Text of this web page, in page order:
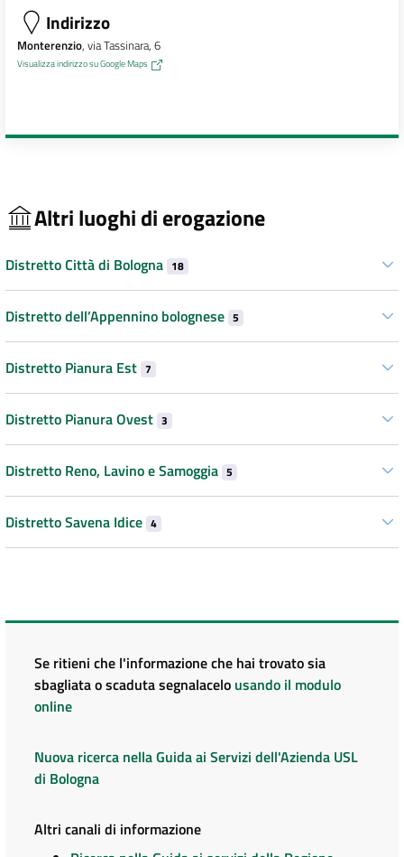
Indirizzo
Monterenzio, via Tassinara, 6
Visualizza indirizzo su Google Maps
Altri luoghi di erogazione
Distretto Città di Bologna 18
Distretto dell’Appennino bolognese 5
Distretto Pianura Est 7
Distretto Pianura Ovest 3
Distretto Reno, Lavino e Samoggia 5
Distretto Savena Idice 4
Se ritieni che l'informazione che hai trovato sia
sbagliata o scaduta segnalacelo usando il modulo
online
Nuova ricerca nella Guida ai Servizi dell'Azienda USL
di Bologna
Altri canali di informazione